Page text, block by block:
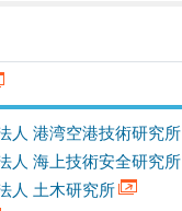
人 港湾空港技術研究所
人 海上技術安全研究所
人 土木研究所